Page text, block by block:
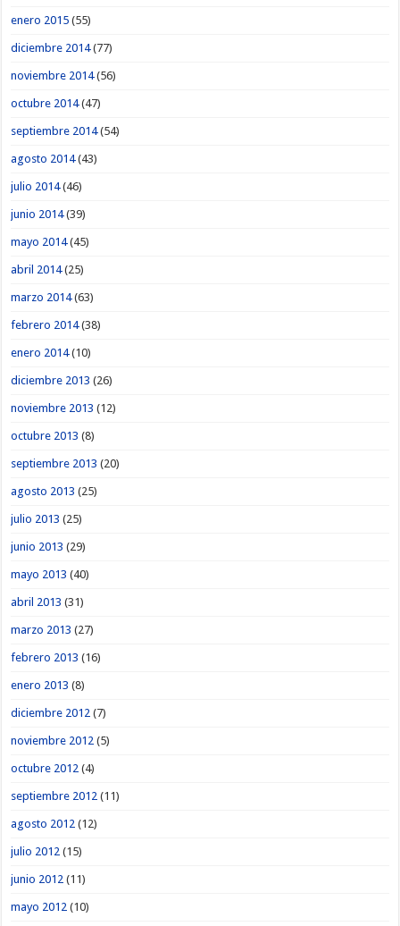
enero 2015 (55)
diciembre 2014(77)
noviembre 2014(56)
octubre 2014(47)
septiembre 2014(54)
agosto 2014(43)
julio 2014(46)
junio 2014(39)
mayo 2014(45)
abril 2014(25)
marzo 2014(63)
febrero 2014(38)
enero 2014(10)
diciembre 2013 (26)
noviembre 2013 (12)
octubre 2013 (8)
septiembre 2013 (20)
agosto 2013 (25)
julio 2013 (25)
junio 2013 (29)
mayo 2013 (40)
abril 2013 (31)
marzo 2013 (27)
febrero 2013 (16)
enero 2013 (8)
diciembre 2012 (7)
noviembre 2012 (5)
octubre 2012 (4)
septiembre 2012 (11)
agosto 2012 (12)
julio 2012 (15)
junio 2012 (11)
mayo 2012 (10)